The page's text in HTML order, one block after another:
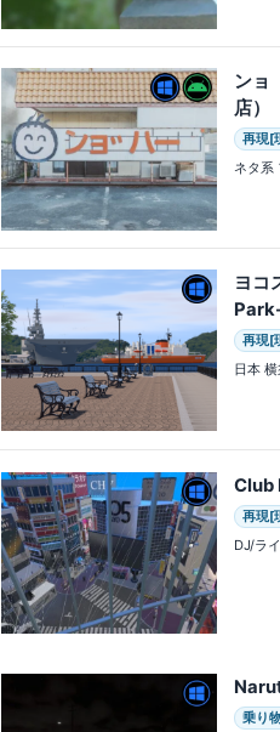
ンョ
店）
再現[
ネタ系
ヨコ
再現[
日本 横
Club
再現[
DJ/ラ
乗り